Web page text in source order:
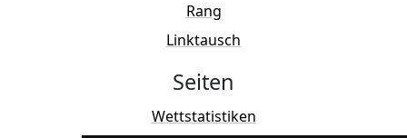
Rang
Linktausch
Seiten
Wettstatistiken